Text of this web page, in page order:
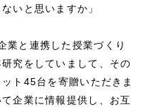
いと思いますか」
業と連携した授業づくり
究をしていまして、その
ト45台を寄贈いただきま
企業に情報提供し、お互